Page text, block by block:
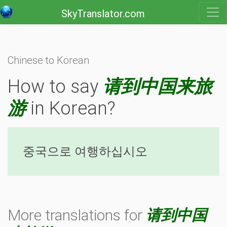
SkyTranslator.com
Chinese to Korean
How to say 请到中国来旅
游in Korean?
중국으로 여행하십시오
More translations for 请到中国